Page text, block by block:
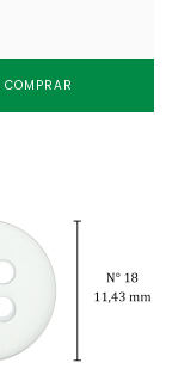
COMPRAR